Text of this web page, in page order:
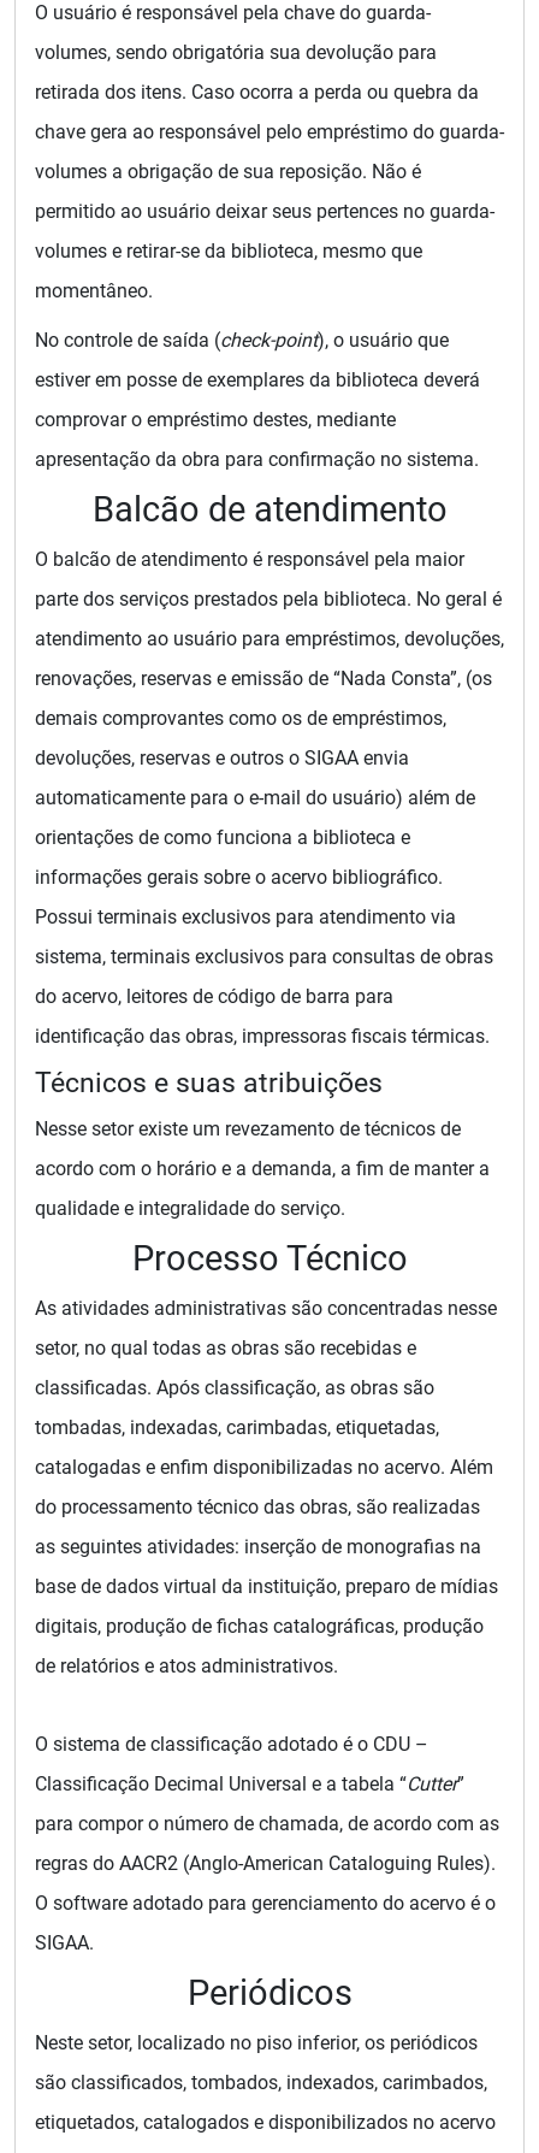
O usuário é responsável pela chave do guarda-
volumes, sendo obrigatória sua devolução para
retirada dos itens. Caso ocorra a perda ou quebra da
chave gera ao responsável pelo empréstimo do guarda-
volumes a obrigação de sua reposição. Não é
permitido ao usuário deixar seus pertences no guarda-
volumes e retirar-se da biblioteca, mesmo que
momentâneo.
No controle de saída (check-point), o usuário que
estiver em posse de exemplares da biblioteca deverá
comprovar o empréstimo destes, mediante
apresentação da obra para confirmação no sistema.
Balcão de atendimento
O balcão de atendimento é responsável pela maior
parte dos serviços prestados pela biblioteca. No geral é
atendimento ao usuário para empréstimos, devoluções,
renovações, reservas e emissão de “Nada Consta”, (os
demais comprovantes como os de empréstimos,
devoluções, reservas e outros o SIGAA envia
automaticamente para o e-mail do usuário) além de
orientações de como funciona a biblioteca e
informações gerais sobre o acervo bibliográfico.
Possui terminais exclusivos para atendimento via
sistema, terminais exclusivos para consultas de obras
do acervo, leitores de código de barra para
identificação das obras, impressoras fiscais térmicas.
Técnicos e suas atribuições
Nesse setor existe um revezamento de técnicos de
acordo com o horário e a demanda, a fim de manter a
qualidade e integralidade do serviço.
Processo Técnico
As atividades administrativas são concentradas nesse
setor, no qual todas as obras são recebidas e
classificadas. Após classificação, as obras são
tombadas, indexadas, carimbadas, etiquetadas,
catalogadas e enfim disponibilizadas no acervo. Além
do processamento técnico das obras, são realizadas
as seguintes atividades: inserção de monografias na
base de dados virtual da instituição, preparo de mídias
digitais, produção de fichas catalográficas, produção
de relatórios e atos administrativos.
O sistema de classificação adotado é o CDU –
Classificação Decimal Universal e a tabela “Cutter”
para compor o número de chamada, de acordo com as
regras do AACR2 (Anglo-American Cataloguing Rules).
O software adotado para gerenciamento do acervo é o
SIGAA.
Periódicos
Neste setor, localizado no piso inferior, os periódicos
são classificados, tombados, indexados, carimbados,
etiquetados, catalogados e disponibilizados no acervo